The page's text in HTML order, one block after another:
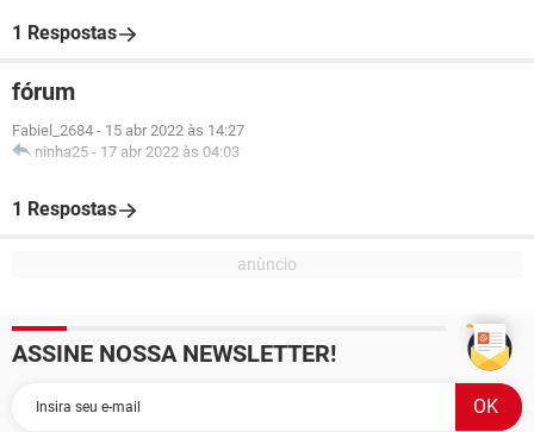
1 Respostas
fórum
Fabiel_2684 - 15 abr 2022 às 14:27
ninha25 - 17 abr 2022 às 04:03
1 Respostas
ASSINE NOSSA NEWSLETTER!